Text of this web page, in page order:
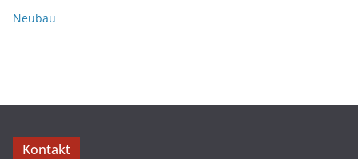
Neubau
Kontakt